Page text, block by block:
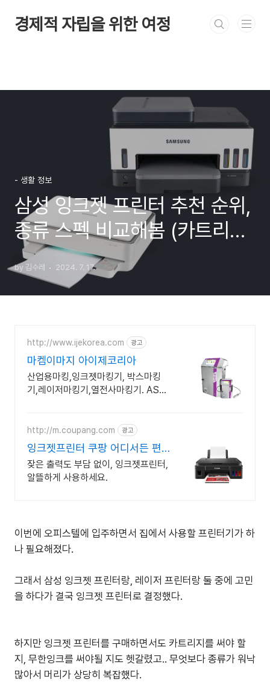
경제적 자립을 위한 여정
- 생활 정보
삼성 잉크젯 프린터 추천 순위,
종류 스펙 비교해봄 (카트리지
vs 무한잉크)
by 김수레 2024. 7. 17.
http://www.ijekorea.com 광고
마켐이마지 아이제코리아
산업용마킹,잉크젯마킹기, 박스마킹
기,레이저마킹기,열전사마킹기. AS유
http://m.coupang.com 광고
잉크젯프린터 쿠팡 어디서든 편
리한 무선 연결
잦은 출력도 부담 없이, 잉크젯프린터,
알뜰하게 사용하세요.
이번에 오피스텔에 입주하면서 집에서 사용할 프린터기가 하
나 필요해졌다.
그래서 삼성 잉크젯 프린터랑, 레이저 프린터랑 둘 중에 고민
을 하다가 결국 잉크젯 프린터로 결정했다.
하지만 잉크젯 프린터를 구매하면서도 카트리지를 써야 할
지, 무한잉크를 써야될 지도 헷갈렸고.. 무엇보다 종류가 워낙
많아서 머리가 상당히 복잡했다.